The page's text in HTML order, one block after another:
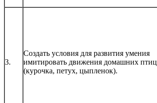
3.
Создать условия для развития умения
имитировать движения домашних птиц
(курочка, петух, цыпленок).